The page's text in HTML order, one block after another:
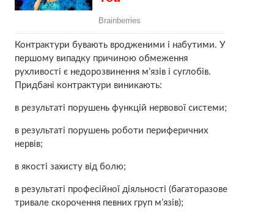
Контрактури бувають вродженими і набутими. У
першому випадку причиною обмеження
рухливості є недорозвинення м’язів і суглобів.
Придбані контрактури виникають:
в результаті порушень функцій нервової системи;
в результаті порушень роботи периферичних
нервів;
в якості захисту від болю;
в результаті професійної діяльності (багаторазове
тривале скорочення певних груп м’язів);